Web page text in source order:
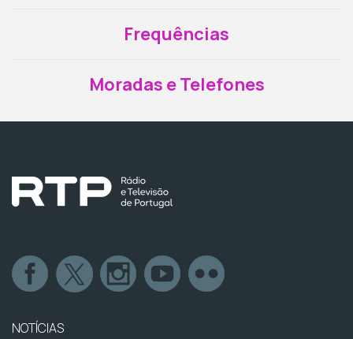
Frequências
Moradas e Telefones
NOTÍCIAS